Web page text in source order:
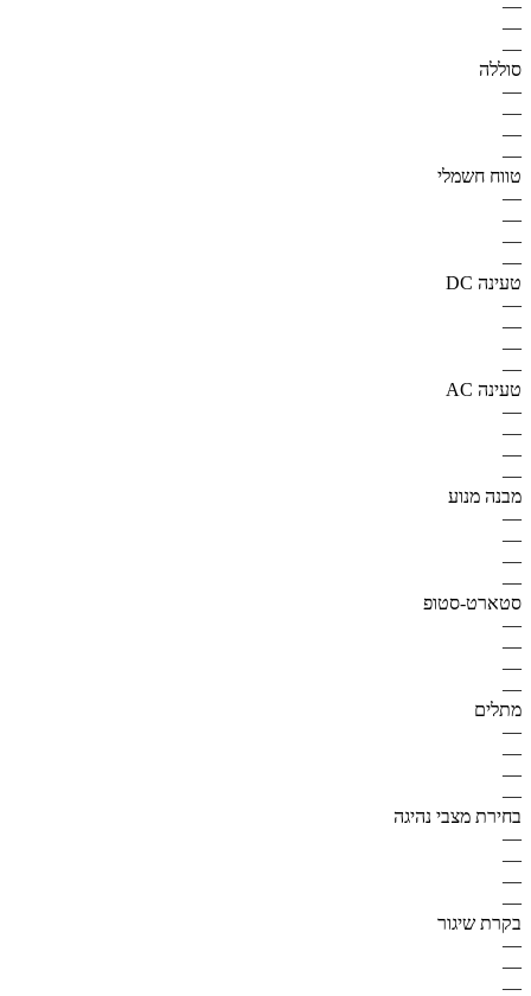
—
—
—
סוללה
—
—
—
—
טווח חשמלי
—
—
—
—
טעינה DC
—
—
—
—
טעינה AC
—
—
—
—
מבנה מנוע
—
—
—
—
סטארט-סטופ
—
—
—
—
מתלים
—
—
—
—
בחירת מצבי נהיגה
—
—
—
—
בקרת שיגור
—
—
—